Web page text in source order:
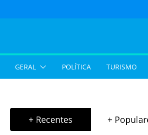
GERAL POLÍTICA TURISMO
+ Recentes +